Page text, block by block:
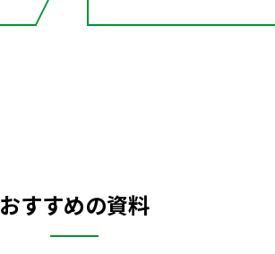
おすすめの資料